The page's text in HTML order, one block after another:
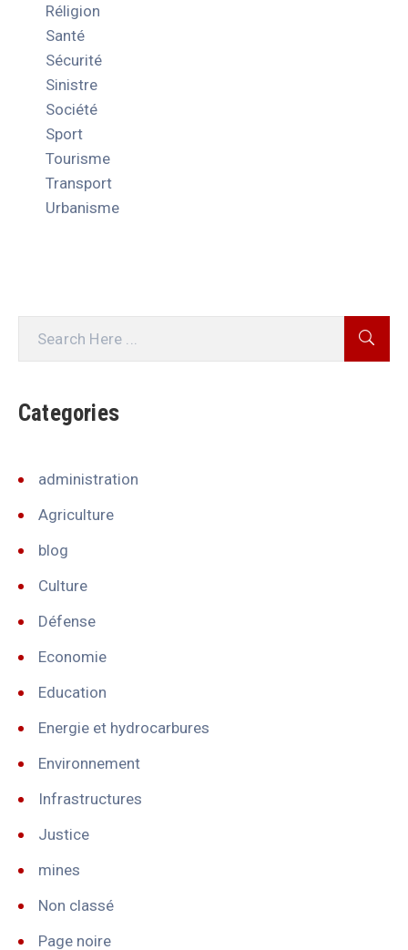
Réligion
Santé
Sécurité
Sinistre
Société
Sport
Tourisme
Transport
Urbanisme
Categories
administration
Agriculture
blog
Culture
Défense
Economie
Education
Energie et hydrocarbures
Environnement
Infrastructures
Justice
mines
Non classé
Page noire